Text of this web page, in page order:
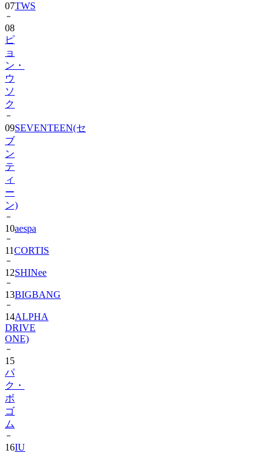
07TWS
08
ピ
ョ
ン・
ウ
ソ
ク
09SEVENTEEN(セ
ブ
ン
テ
ィ
ー
ン)
10aespa
11CORTIS
12SHINee
13BIGBANG
14ALPHA
DRIVE
ONE)
15
パ
ク・
ボ
ゴ
ム
16IU